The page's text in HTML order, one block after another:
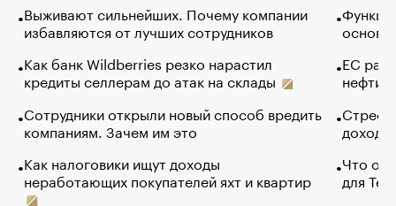
Выживают сильнейших. Почему компании
избавляются от лучших сотрудников
Как банк Wildberries резко нарастил
кредиты селлерам до атак на склады
Сотрудники открыли новый способ вредить
компаниям. Зачем им это
Как налоговики ищут доходы
неработающих покупателей яхт и квартир
основ
ЕС
нефти
Что
для